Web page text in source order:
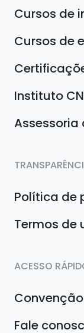
Cursos de
Cursos de
Instituto
Assessoria
Política de
Termos de
ACESSO
Fale